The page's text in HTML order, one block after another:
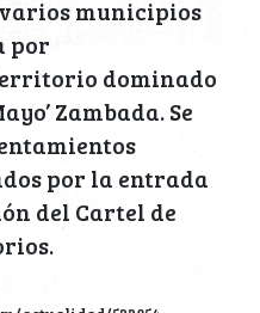
municipios
por
dominado
Zambada. Se
por la entrada
del Cartel de